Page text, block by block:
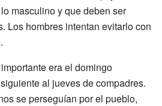
masculino y que deben ser
Los hombres intentan evitarlo con
era el domingo
al jueves de compadres.
se perseguían por el pueblo,